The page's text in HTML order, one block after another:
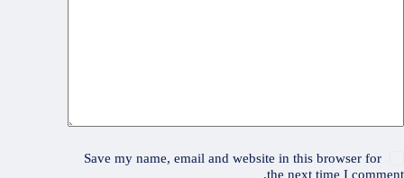
Save my name, email and website in this browser for
the next time I comment.